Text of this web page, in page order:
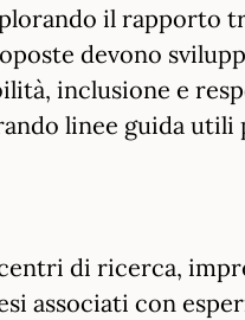
il rapporto
devono
inclusione e
linee guida utili
di ricerca,
associati con